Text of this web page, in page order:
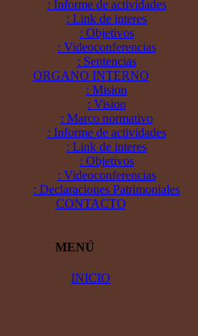
: Informe de actividades
: Link de interes
: Objetivos
: Videoconferencias
: Sentencias
ORGANO INTERNO
: Mision
: Vision
: Marco normativo
: Informe de actividades
: Link de interes
: Objetivos
: Videoconferencias
: Declaraciones Patrimoniales
CONTACTO
MENÚ
INICIO